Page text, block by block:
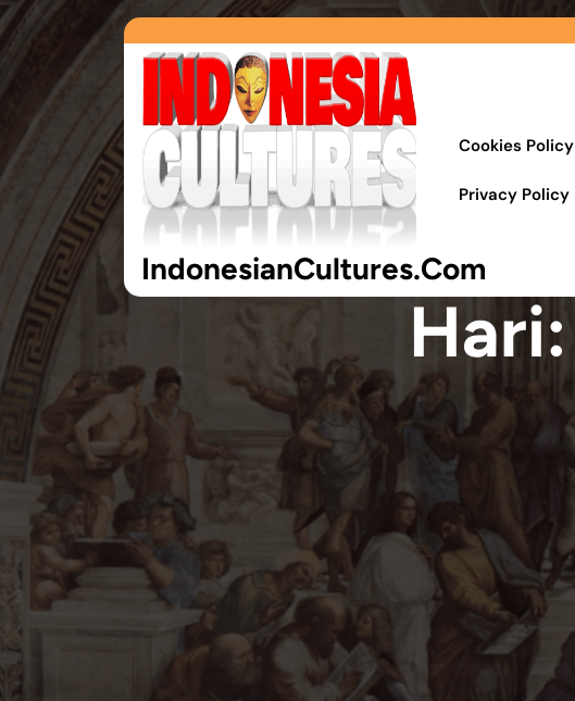
IndonesianCultures.Com
Cookies Policy
Privacy Policy
Hari: